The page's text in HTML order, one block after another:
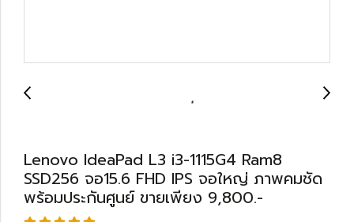
Lenovo IdeaPad L3 i3-1115G4 Ram8
SSD256 จอ15.6 FHD IPS จอใหญ่ ภาพคมชัด
พร้อมประกันศูนย์ ขายเพียง 9,800.-